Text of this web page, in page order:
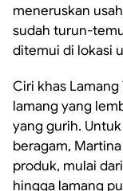
meneruskan
sudah turun-
ditemui di lokasi
Ciri khas
lamang yang
yang gurih.
beragam,
produk, mulai
hingga lamang